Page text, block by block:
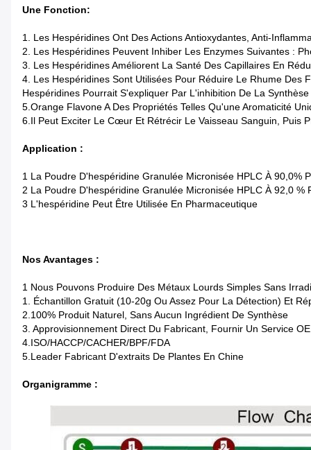
Une Fonction:
1. Les Hespéridines Ont Des Actions Antioxydantes, Anti-
2. Les Hespéridines Peuvent Inhiber Les Enzymes Suivantes :
3. Les Hespéridines Améliorent La Santé Des Capillaires En
4. Les Hespéridines Sont Utilisées Pour Réduire Le Rhume Des
Hespéridines Pourrait S'expliquer Par L'inhibition De La
5.Orange Flavone A Des Propriétés Telles Qu'une Aromaticité
6.Il Peut Exciter Le Cœur Et Rétrécir Le Vaisseau Sanguin, Puis
Application :
1 La Poudre D'hespéridine Granulée Micronisée HPLC À 90,0%
2 La Poudre D'hespéridine Granulée Micronisée HPLC À 92,0
3 L'hespéridine Peut Être Utilisée En Pharmaceutique
Nos Avantages :
1 Nous Pouvons Produire Des Métaux Lourds Simples Sans
1. Échantillon Gratuit (10-20g Ou Assez Pour La Détection) Et
2.100% Produit Naturel, Sans Aucun Ingrédient De Synthèse
3. Approvisionnement Direct Du Fabricant, Fournir Un Service
4.ISO/HACCP/CACHER/BPF/FDA
5.Leader Fabricant D'extraits De Plantes En Chine
Organigramme :